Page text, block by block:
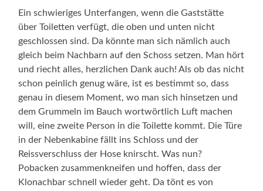
Ein schwieriges Unterfangen, wenn die Gaststätte
über Toiletten verfügt, die oben und unten nicht
geschlossen sind. Da könnte man sich nämlich auch
gleich beim Nachbarn auf den Schoss setzen. Man hört
und riecht alles, herzlichen Dank auch! Als ob das nicht
schon peinlich genug wäre, ist es bestimmt so, dass
genau in diesem Moment, wo man sich hinsetzen und
dem Grummeln im Bauch wortwörtlich Luft machen
will, eine zweite Person in die Toilette kommt. Die Türe
in der Nebenkabine fällt ins Schloss und der
Reissverschluss der Hose knirscht. Was nun?
Pobacken zusammenkneifen und hoffen, dass der
Klonachbar schnell wieder geht. Da tönt es von